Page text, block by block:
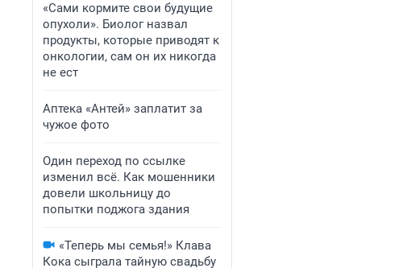
«Сами кормите свои будущие
опухоли». Биолог назвал
продукты, которые приводят к
онкологии, сам он их никогда
не ест
Аптека «Антей» заплатит за
чужое фото
Один переход по ссылке
изменил всё. Как мошенники
довели школьницу до
попытки поджога здания
«Теперь мы семья!» Клава
Кока сыграла тайную свадьбу